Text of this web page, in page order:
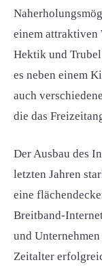
einem attraktiven
Hektik und
es neben einem
auch
die das
Der Ausbau des
letzten Jahren
eine
Breitband-
und
Zeitalter